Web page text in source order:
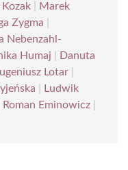
Marek
Zygma
Nebenzahl-
Humaj
Danuta
Lotar
Ludwik
Roman Eminowicz